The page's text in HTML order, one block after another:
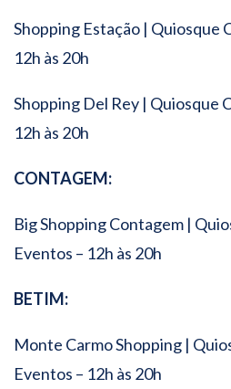
Shopping Estação | Quiosque
12h às 20h
Shopping Del Rey | Quiosque
12h às 20h
CONTAGEM:
Big Shopping Contagem |
Eventos – 12h às 20h
BETIM:
Monte Carmo Shopping |
Eventos – 12h às 20h